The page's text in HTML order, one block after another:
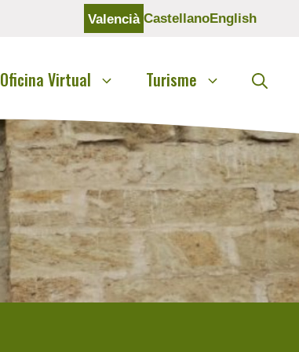
Valencià CastellanoEnglish
Oficina Virtual Turisme